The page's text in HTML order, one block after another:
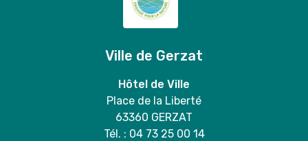
Ville de Gerzat
Hôtel de Ville
Place de la Liberté
63360 GERZAT
Tél. : 04 73 25 00 14